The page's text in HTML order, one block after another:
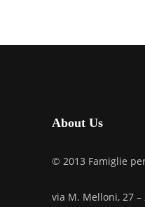
About Us
© 2013 Famiglie
via M. Melloni, 27